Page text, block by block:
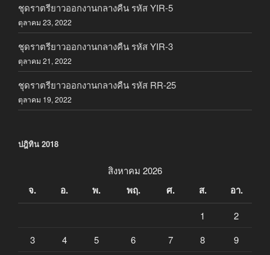
ชุดราตรียาวออกงานกลางคืน รหัส YIR-5
ตุลาคม 23, 2022
ชุดราตรียาวออกงานกลางคืน รหัส YIR-3
ตุลาคม 21, 2022
ชุดราตรียาวออกงานกลางคืน รหัส RR-25
ตุลาคม 19, 2022
ปฎิทิน 2018
สิงหาคม 2026
จ. อ. พ. พฤ. ศ. ส. อา.
1
2
3
4 5 6 7 8 9